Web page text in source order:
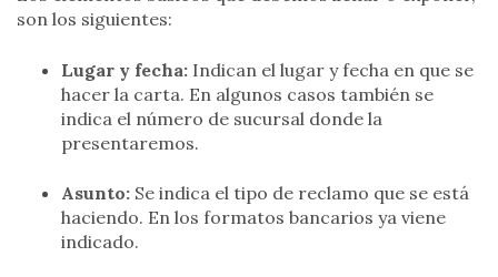
son los siguientes:
Lugar y fecha: Indican el lugar y fecha en que se
hacer la carta. En algunos casos también se
indica el número de sucursal donde la
presentaremos.
Asunto: Se indica el tipo de reclamo que se está
haciendo. En los formatos bancarios ya viene
indicado.